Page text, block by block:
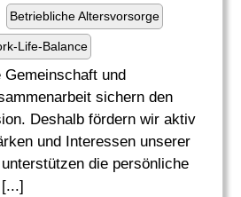
Betriebliche Altersvorsorge
Life-Balance
und
sichern den
Deshalb fördern wir aktiv
und Interessen unserer
die persönliche